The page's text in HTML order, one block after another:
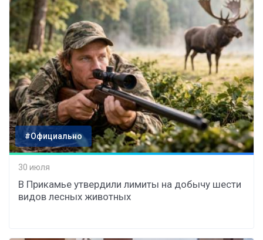
#Официально
30 июля
В Прикамье утвердили лимиты на добычу шести
видов лесных животных